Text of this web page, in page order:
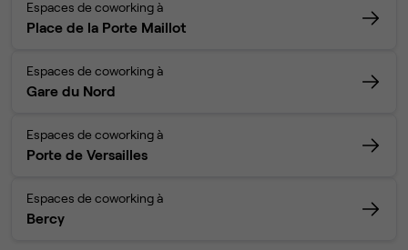
Espaces de coworking à
Place de la Porte Maillot
Espaces de coworking à
Gare du Nord
Espaces de coworking à
Porte de Versailles
Espaces de coworking à
Bercy